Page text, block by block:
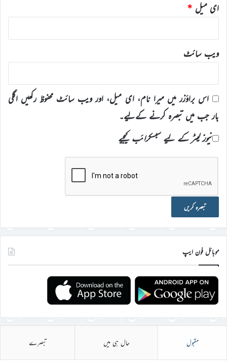
ای میل *
ویب‌ سائٹ
اس براؤزر میں میرا نام، ای میل، اور ویب سائٹ محفوظ رکھیں اگلی
بار جب میں تبصرہ کرنے کےلیے۔
نیوز لیٹر کے لیے سبسکرائب کیجیے
موبائل فون ایپ
مقبول حال ہی میں تبصرے